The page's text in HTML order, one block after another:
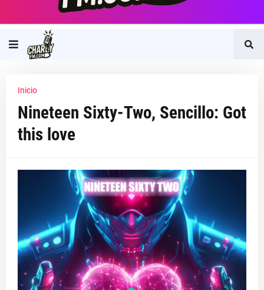
Inicio
Nineteen Sixty-Two, Sencillo: Got
this love